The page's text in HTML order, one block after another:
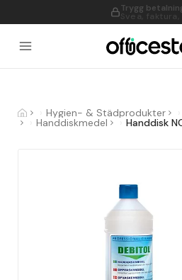
Trygg
Svea, faktura,
Hygien- & Städprodukter
Handdiskmedel Handdisk